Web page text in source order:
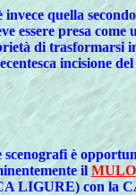
quella
essere presa
di trasformarsi
incisione
è
ilMULO
LIGURE) con la